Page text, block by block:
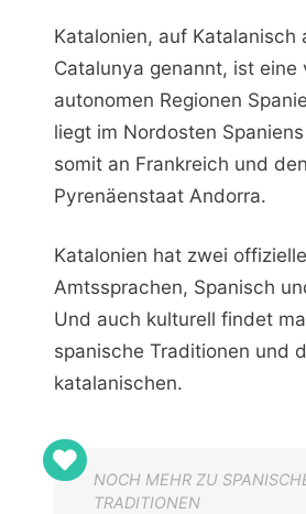
Katalonien, auf Katalanisch
Catalunya genannt, ist eine
autonomen Regionen
liegt im Nordosten
somit an Frankreich und den
Pyrenäenstaat Andorra.
Katalonien hat zwei offizielle
Amtssprachen, Spanisch
Und auch kulturell findet
spanische Traditionen und
katalanischen.
NOCH MEHR ZU
TRADITIONEN